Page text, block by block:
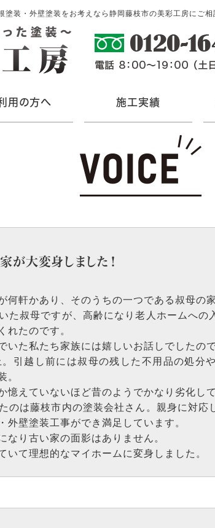
装・外壁塗装をお考えなら静岡藤枝市の美彩工房にご相
用の方へ 施工実績
が大変身しました！
何軒かあり、そのうちの一つである叔母の
た叔母ですが、高齢になり老人ホームへ
れたのです。
いた私たち家族には嬉しいお話しでしたの
引越し前には叔母の残した不用品の処分
。
憶えていないほど昔のようでかなり劣化し
のは藤枝市内の塗装会社さん。親身に対応
外壁塗装工事ができ満足しています。
なり古い家の面影はありません。
いて理想的なマイホームに変身しました。